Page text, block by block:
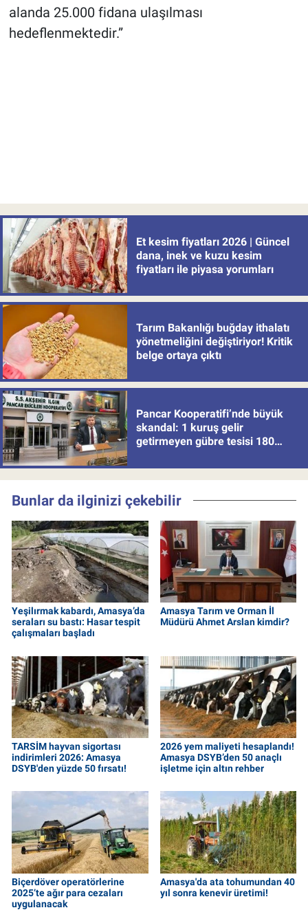
alanda 25.000 fidana ulaşılması
hedeflenmektedir.”
Et kesim fiyatları 2026 | Güncel
dana, inek ve kuzu kesim
fiyatları ile piyasa yorumları
Tarım Bakanlığı buğday ithalatı
yönetmeliğini değiştiriyor! Kritik
belge ortaya çıktı
Pancar Kooperatifi’nde büyük
skandal: 1 kuruş gelir
getirmeyen gübre tesisi 180
Bunlar da ilginizi çekebilir
Yeşilırmak kabardı, Amasya’da
seraları su bastı: Hasar tespit
çalışmaları başladı
Amasya Tarım ve Orman İl
Müdürü Ahmet Arslan kimdir?
TARSİM hayvan sigortası
indirimleri 2026: Amasya
DSYB'den yüzde 50 fırsatı!
2026 yem maliyeti hesaplandı!
Amasya DSYB’den 50 anaçlı
işletme için altın rehber
Biçerdöver operatörlerine
2025’te ağır para cezaları
uygulanacak
Amasya'da ata tohumundan 40
yıl sonra kenevir üretimi!